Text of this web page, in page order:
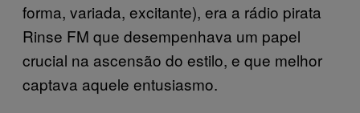
forma, variada, excitante), era a rádio pirata
Rinse FM que desempenhava um papel
crucial na ascensão do estilo, e que melhor
captava aquele entusiasmo.